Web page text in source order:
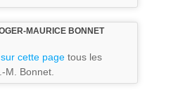
MAURICE BONNET
sur cette page tous les
M. Bonnet.